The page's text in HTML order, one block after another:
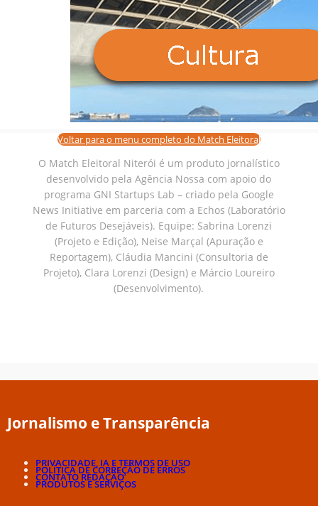
Voltar para o menu completo do Match Eleitoral
O Match Eleitoral Niterói é um produto jornalístico
desenvolvido pela Agência Nossa com apoio do
programa GNI Startups Lab – criado pela Google
News Initiative em parceria com a Echos (Laboratório
de Futuros Desejáveis). Equipe: Sabrina Lorenzi
(Projeto e Edição), Neise Marçal (Apuração e
Reportagem), Cláudia Mancini (Consultoria de
Projeto), Clara Lorenzi (Design) e Márcio Loureiro
(Desenvolvimento).
Jornalismo e Transparência
PRIVACIDADE, IA E TERMOS DE USO
POLÍTICA DE CORREÇÃO DE ERROS
CONTATO REDAÇÃO
PRODUTOS E SERVIÇOS